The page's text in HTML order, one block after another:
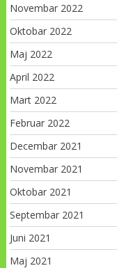
Novembar 2022
Oktobar 2022
Maj 2022
April 2022
Mart 2022
Februar 2022
Decembar 2021
Novembar 2021
Oktobar 2021
Septembar 2021
Juni 2021
Maj 2021